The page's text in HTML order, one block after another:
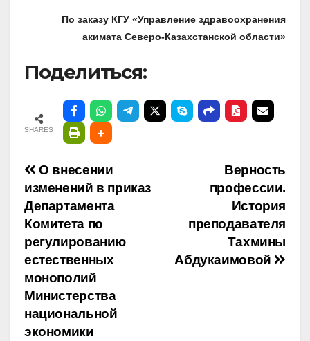
По заказу КГУ «Управление здравоохранения
акимата Северо-Казахстанской области»
Поделиться:
SHARES
Навигация
по
записям
Верность
профессии.
История
преподавателя
Тахмины
Абдукаимовой
О внесении
изменений в приказ
Департамента
Комитета по
регулированию
естественных
монополий
Министерства
национальной
экономики